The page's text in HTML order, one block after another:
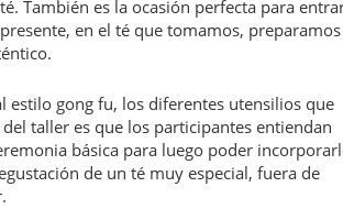
También es la ocasión perfecta para
en el té que tomamos, preparamos
estilo gong fu, los diferentes utensilios que
taller es que los participantes entiendan
básica para luego poder
de un té muy especial, fuera de